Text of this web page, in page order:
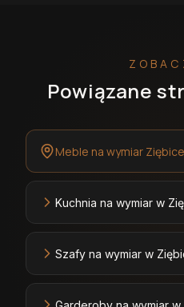
Powiązane
Meble na wymiar
Kuchnia na wymiar w
Szafy na wymiar w